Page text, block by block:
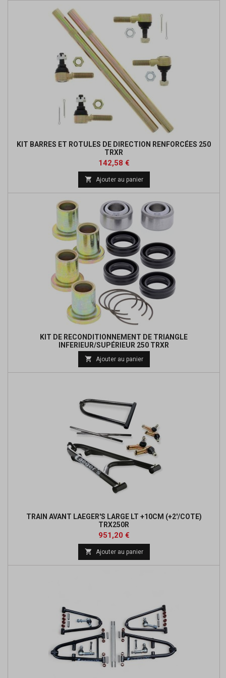
KIT BARRES ET ROTULES DE DIRECTION RENFORCÉES 250
TRXR
Prix
142,58 €Prix
de
base
 Ajouter au panier
KIT DE RECONDITIONNEMENT DE TRIANGLE
INFERIEUR/SUPÉRIEUR 250 TRXR
 Ajouter au panier
TRAIN AVANT LAEGER'S LARGE LT +10CM (+2'/COTE)
TRX250R
Prix
951,20 €Prix
de
base
 Ajouter au panier